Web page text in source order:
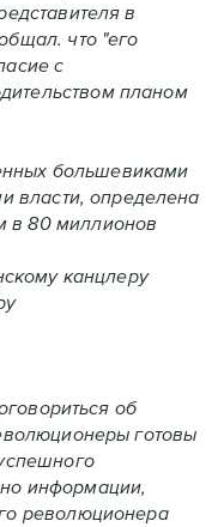
в
что "его
с
планом
большевиками
власти, определена
в 80 миллионов
канцлеру
об
готовы
информации,
революционера